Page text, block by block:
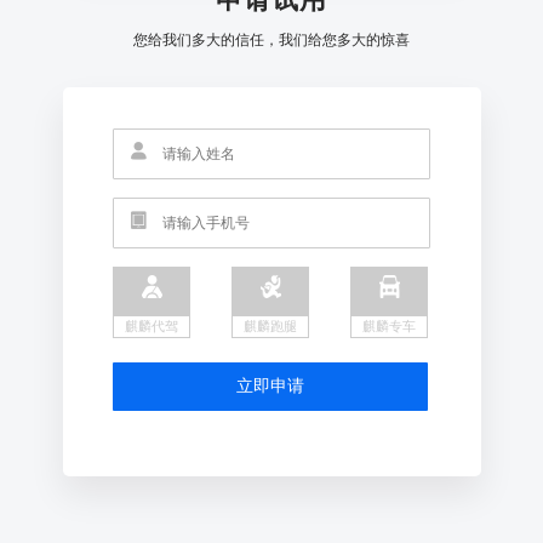
您给我们多大的信任，我们给您多大的惊喜
麒麟代驾 麒麟跑腿 麒麟专车
立即申请